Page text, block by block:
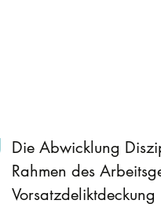
Die Abwicklung
Rahmen des
Vorsatzdeliktdeckung